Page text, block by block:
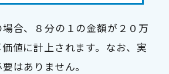
合、８分の１の金額が２０万
値に計上されます。なお、実
はありません。